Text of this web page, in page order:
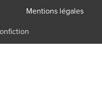
Mentions légales